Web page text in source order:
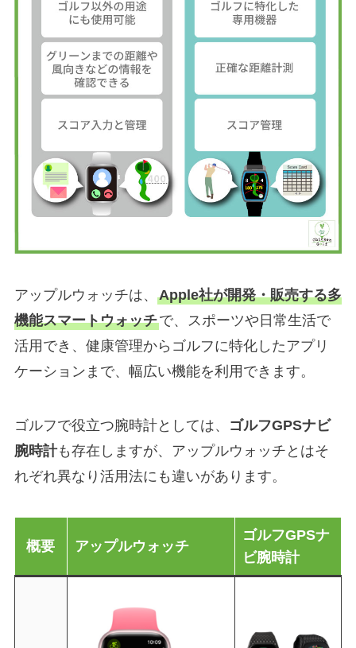
アップルウォッチは、 Apple社が開発・販売する多
機能スマートウォッチで、スポーツや日常生活で
活用でき、健康管理からゴルフに特化したアプリ
ケーションまで、幅広い機能を利用できます。
ゴルフで役立つ腕時計としては、
ゴルフGPSナビ
腕時計も存在しますが、アップルウォッチとはそ
れぞれ異なり活用法にも違いがあります。
概要 アップルウォッチ
ゴルフGPSナ
ビ腕時計